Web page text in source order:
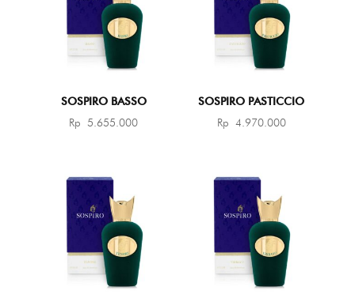
SOSPIRO BASSO
Rp 5.655.000
SOSPIRO PASTICCIO
Rp 4.970.000